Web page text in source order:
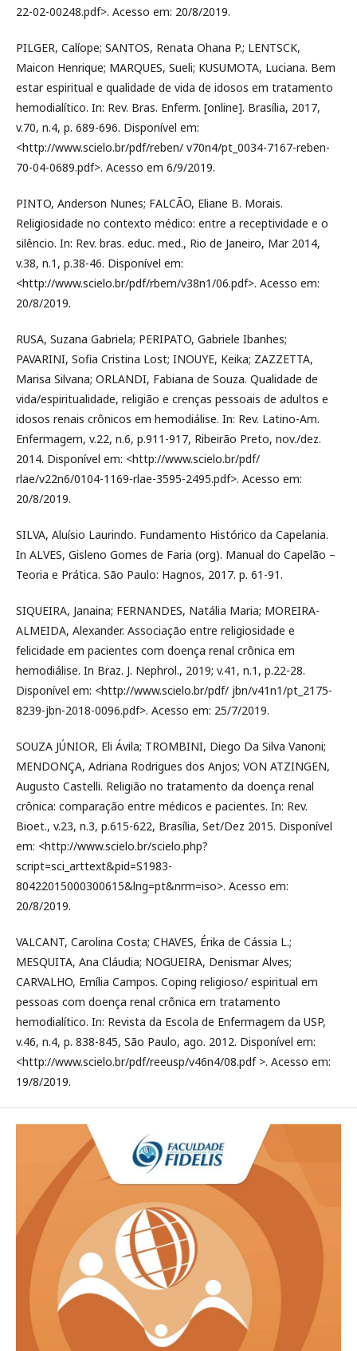
22-02-00248.pdf>. Acesso em: 20/8/2019.
PILGER, Calíope; SANTOS, Renata Ohana P.; LENTSCK,
Maicon Henrique; MARQUES, Sueli; KUSUMOTA, Luciana. Bem
estar espiritual e qualidade de vida de idosos em tratamento
hemodialítico. In: Rev. Bras. Enferm. [online]. Brasília, 2017,
v.70, n.4, p. 689-696. Disponível em:
<http://www.scielo.br/pdf/reben/ v70n4/pt_0034-7167-reben-
70-04-0689.pdf>. Acesso em 6/9/2019.
PINTO, Anderson Nunes; FALCÃO, Eliane B. Morais.
Religiosidade no contexto médico: entre a receptividade e o
silêncio. In: Rev. bras. educ. med., Rio de Janeiro, Mar 2014,
v.38, n.1, p.38-46. Disponível em:
<http://www.scielo.br/pdf/rbem/v38n1/06.pdf>. Acesso em:
20/8/2019.
RUSA, Suzana Gabriela; PERIPATO, Gabriele Ibanhes;
PAVARINI, Sofia Cristina Lost; INOUYE, Keika; ZAZZETTA,
Marisa Silvana; ORLANDI, Fabiana de Souza. Qualidade de
vida/espiritualidade, religião e crenças pessoais de adultos e
idosos renais crônicos em hemodiálise. In: Rev. Latino-Am.
Enfermagem, v.22, n.6, p.911-917, Ribeirão Preto, nov./dez.
2014. Disponível em: <http://www.scielo.br/pdf/
rlae/v22n6/0104-1169-rlae-3595-2495.pdf>. Acesso em:
20/8/2019.
SILVA, Aluísio Laurindo. Fundamento Histórico da Capelania.
In ALVES, Gisleno Gomes de Faria (org). Manual do Capelão –
Teoria e Prática. São Paulo: Hagnos, 2017. p. 61-91.
SIQUEIRA, Janaina; FERNANDES, Natália Maria; MOREIRA-
ALMEIDA, Alexander. Associação entre religiosidade e
felicidade em pacientes com doença renal crônica em
hemodiálise. In Braz. J. Nephrol., 2019; v.41, n.1, p.22-28.
Disponível em: <http://www.scielo.br/pdf/ jbn/v41n1/pt_2175-
8239-jbn-2018-0096.pdf>. Acesso em: 25/7/2019.
SOUZA JÚNIOR, Eli Ávila; TROMBINI, Diego Da Silva Vanoni;
MENDONÇA, Adriana Rodrigues dos Anjos; VON ATZINGEN,
Augusto Castelli. Religião no tratamento da doença renal
crônica: comparação entre médicos e pacientes. In: Rev.
Bioet., v.23, n.3, p.615-622, Brasília, Set/Dez 2015. Disponível
em: <http://www.scielo.br/scielo.php?
script=sci_arttext&pid=S1983-
80422015000300615&lng=pt&nrm=iso>. Acesso em:
20/8/2019.
VALCANT, Carolina Costa; CHAVES, Érika de Cássia L.;
MESQUITA, Ana Cláudia; NOGUEIRA, Denismar Alves;
CARVALHO, Emília Campos. Coping religioso/ espiritual em
pessoas com doença renal crônica em tratamento
hemodialítico. In: Revista da Escola de Enfermagem da USP,
v.46, n.4, p. 838-845, São Paulo, ago. 2012. Disponível em:
<http://www.scielo.br/pdf/reeusp/v46n4/08.pdf >. Acesso em:
19/8/2019.